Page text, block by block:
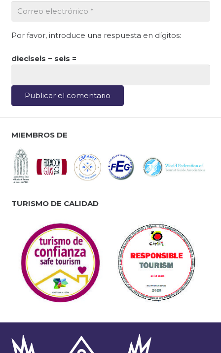
Por favor, introduce una respuesta en dígitos:
dieciseis − seis =
Publicar el comentario
MIEMBROS DE
TURISMO DE CALIDAD